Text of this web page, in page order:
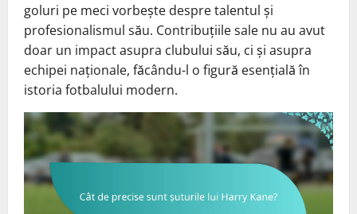
goluri pe meci vorbește despre talentul și
profesionalismul său. Contribuțiile sale nu au avut
doar un impact asupra clubului său, ci și asupra
echipei naționale, făcându-l o figură esențială în
istoria fotbalului modern.